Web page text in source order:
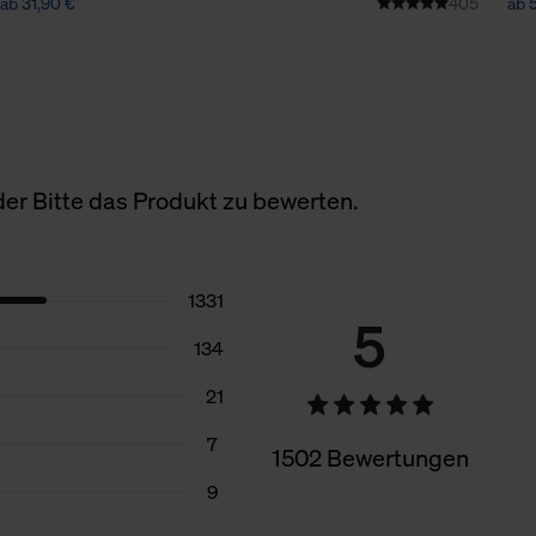
Bitte das Produkt zu bewerten.
5
1502 Bewertungen
1331
134
21
7
9